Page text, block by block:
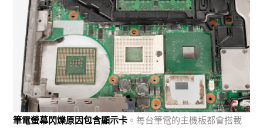
筆電螢幕閃爍原因包含顯示卡 。每台筆電的主機板都會搭載